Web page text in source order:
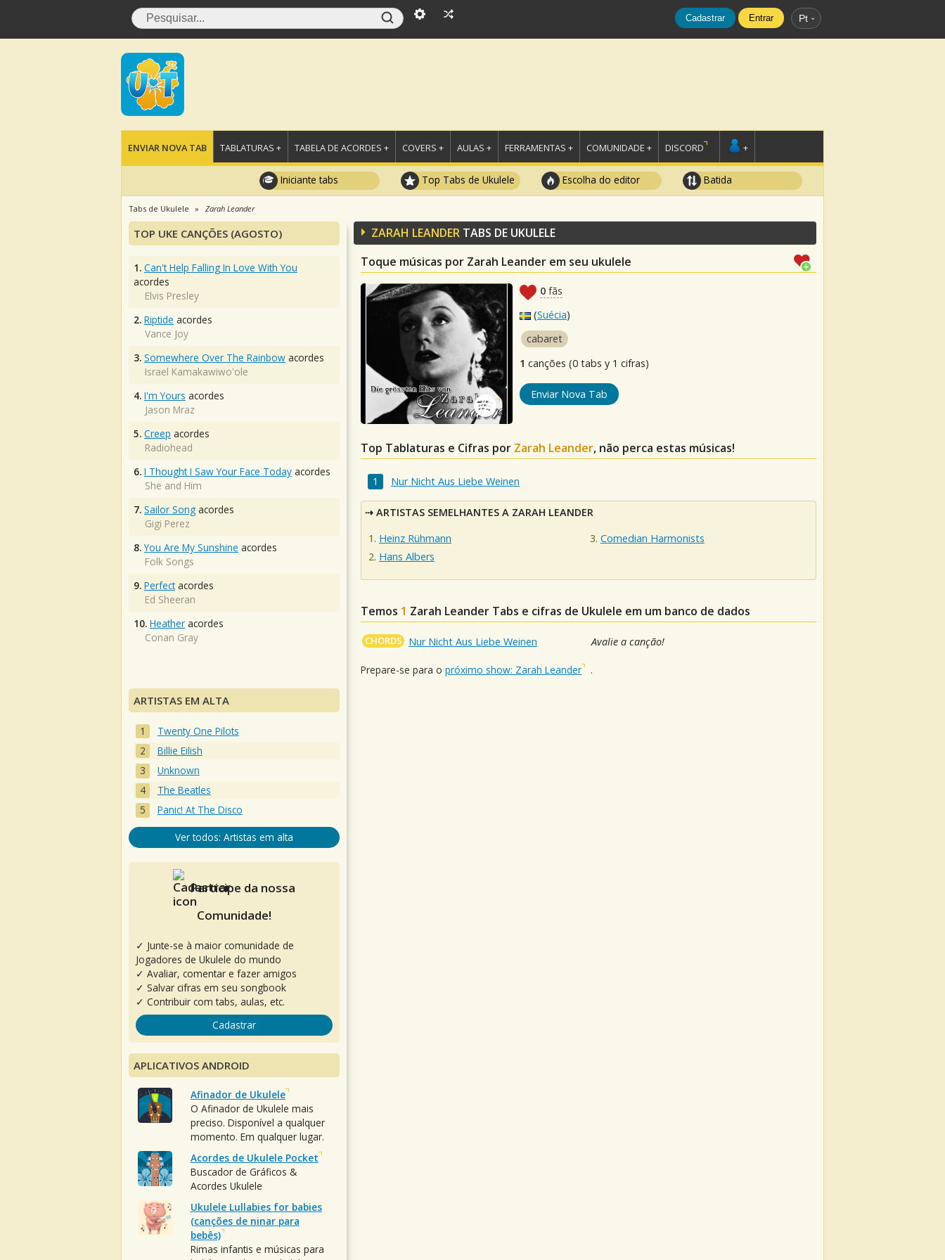
Cadastrar Entrar Pt
ENVIAR NOVA TAB TABLATURAS + TABELA DE ACORDES + COVERS + AULAS + FERRAMENTAS + COMUNIDADE + DISCORD +
Iniciante tabs Top Tabs de Ukulele Escolha do editor Batida
Tabs de Ukulele Zarah Leander
ZARAH LEANDER TABS DE UKULELE
Toque músicas por Zarah Leander em seu ukulele
0 fãs
(Suécia)
cabaret
1 canções (0 tabs y 1 cifras)
Enviar Nova Tab
Top Tablaturas e Cifras por Zarah Leander, não perca estas músicas!
Nur Nicht Aus Liebe Weinen
ARTISTAS SEMELHANTES A ZARAH LEANDER
Heinz Rühmann
Hans Albers
Comedian Harmonists
Temos 1 Zarah Leander Tabs e cifras de Ukulele em um banco de dados
CHORDS Nur Nicht Aus Liebe Weinen Avalie a canção!
Prepare-se para o próximo show: Zarah Leander .
TOP UKE CANÇÕES (AGOSTO)
1. Can't Help Falling In Love With You
acordes
Elvis Presley
2. Riptide acordes
Vance Joy
3. Somewhere Over The Rainbow acordes
Israel Kamakawiwo'ole
4. I'm Yours acordes
Jason Mraz
5. Creep acordes
Radiohead
6. I Thought I Saw Your Face Today acordes
She and Him
7. Sailor Song acordes
Gigi Perez
8. You Are My Sunshine acordes
Folk Songs
9. Perfectacordes
Ed Sheeran
10. Heather acordes
Conan Gray
ARTISTAS EM ALTA
Twenty One Pilots
Billie Eilish
Unknown
The Beatles
Panic! At The Disco
Ver todos: Artistas em alta
Participe da nossa
Comunidade!
✓ Junte-se à maior comunidade de
Jogadores de Ukulele do mundo
✓ Avaliar, comentar e fazer amigos
✓ Salvar cifras em seu songbook
✓ Contribuir com tabs, aulas, etc.
Cadastrar
APLICATIVOS ANDROID
Afinador de Ukulele
O Afinador de Ukulele mais
preciso. Disponível a qualquer
momento. Em qualquer lugar.
Acordes de Ukulele Pocket
Buscador de Gráficos &
Acordes Ukulele
Ukulele Lullabies for babies
(canções de ninar para
bebês)
Rimas infantis e músicas para